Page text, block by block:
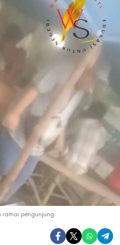
ramai pengunjung.